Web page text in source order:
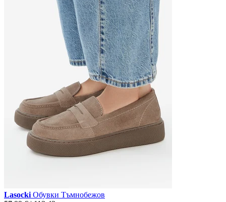
Lasocki Обувки Тъмнобежов